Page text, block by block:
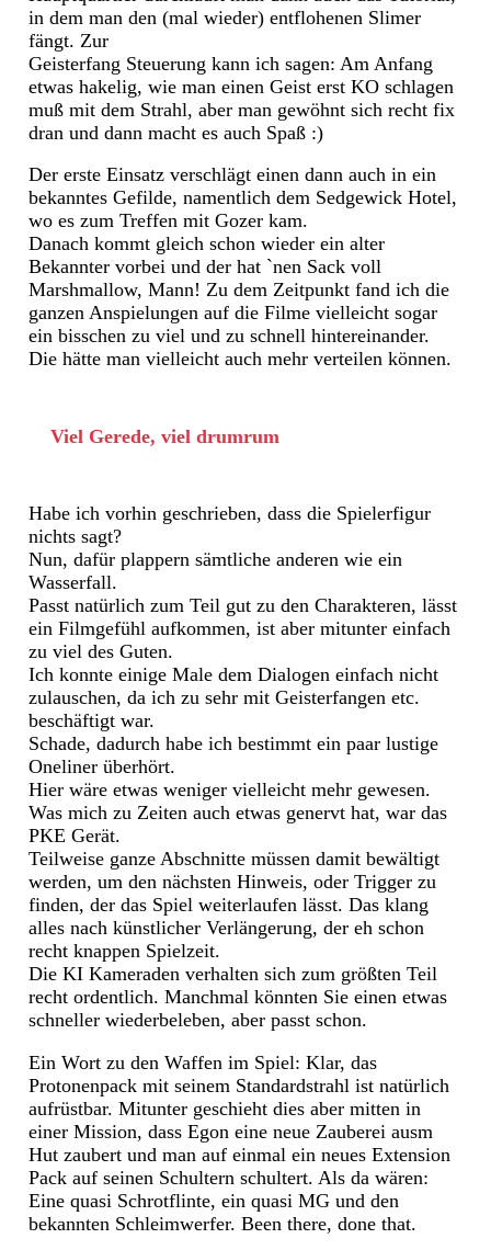
in dem man den (mal wieder) entflohenen Slimer
fängt. Zur
Geisterfang Steuerung kann ich sagen: Am Anfang
etwas hakelig, wie man einen Geist erst KO schlagen
muß mit dem Strahl, aber man gewöhnt sich recht fix
dran und dann macht es auch Spaß :)
Der erste Einsatz verschlägt einen dann auch in ein
bekanntes Gefilde, namentlich dem Sedgewick Hotel,
wo es zum Treffen mit Gozer kam.
Danach kommt gleich schon wieder ein alter
Bekannter vorbei und der hat `nen Sack voll
Marshmallow, Mann! Zu dem Zeitpunkt fand ich die
ganzen Anspielungen auf die Filme vielleicht sogar
ein bisschen zu viel und zu schnell hintereinander.
Die hätte man vielleicht auch mehr verteilen können.
Viel Gerede, viel drumrum
Habe ich vorhin geschrieben, dass die Spielerfigur
nichts sagt?
Nun, dafür plappern sämtliche anderen wie ein
Wasserfall.
Passt natürlich zum Teil gut zu den Charakteren, lässt
ein Filmgefühl aufkommen, ist aber mitunter einfach
zu viel des Guten.
Ich konnte einige Male dem Dialogen einfach nicht
zulauschen, da ich zu sehr mit Geisterfangen etc.
beschäftigt war.
Schade, dadurch habe ich bestimmt ein paar lustige
Oneliner überhört.
Hier wäre etwas weniger vielleicht mehr gewesen.
Was mich zu Zeiten auch etwas genervt hat, war das
PKE Gerät.
Teilweise ganze Abschnitte müssen damit bewältigt
werden, um den nächsten Hinweis, oder Trigger zu
finden, der das Spiel weiterlaufen lässt. Das klang
alles nach künstlicher Verlängerung, der eh schon
recht knappen Spielzeit.
Die KI Kameraden verhalten sich zum größten Teil
recht ordentlich. Manchmal könnten Sie einen etwas
schneller wiederbeleben, aber passt schon.
Ein Wort zu den Waffen im Spiel: Klar, das
Protonenpack mit seinem Standardstrahl ist natürlich
aufrüstbar. Mitunter geschieht dies aber mitten in
einer Mission, dass Egon eine neue Zauberei ausm
Hut zaubert und man auf einmal ein neues Extension
Pack auf seinen Schultern schultert. Als da wären:
Eine quasi Schrotflinte, ein quasi MG und den
bekannten Schleimwerfer. Been there, done that.